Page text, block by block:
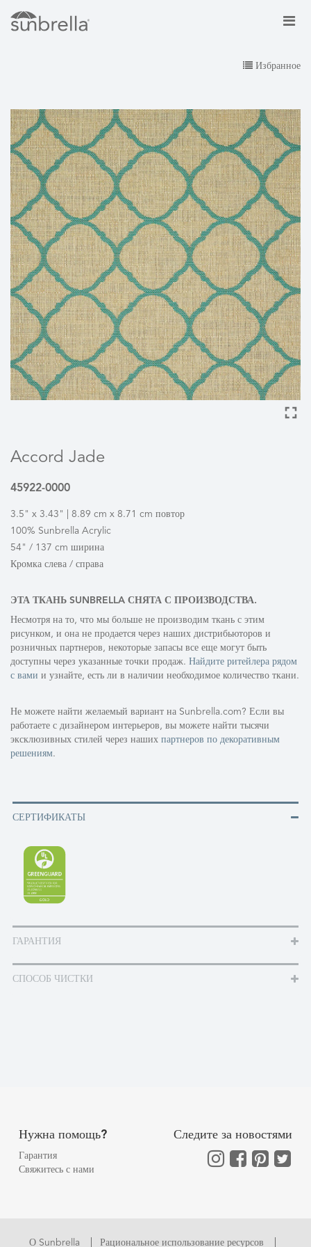
Избранное
Accord Jade
45922-0000
3.5" x 3.43" | 8.89 cm x 8.71 cm повтор
100% Sunbrella Acrylic
54" / 137 cm ширина
Кромка слева / справа
ЭТА ТКАНЬ SUNBRELLA СНЯТА С ПРОИЗВОДСТВА.
Несмотря на то, что мы больше не производим ткань с этим
рисунком, и она не продается через наших дистрибьюторов и
розничных партнеров, некоторые запасы все еще могут быть
доступны через указанные точки продаж. Найдите ритейлера рядом
с вами и узнайте, есть ли в наличии необходимое количество ткани.
Не можете найти желаемый вариант на Sunbrella.com? Если вы
работаете с дизайнером интерьеров, вы можете найти тысячи
эксклюзивных стилей через наших партнеров по декоративным
решениям.
СЕРТИФИКАТЫ
ГАРАНТИЯ
СПОСОБ ЧИСТКИ
Нужна помощь?
Гарантия
Свяжитесь с нами
Следите за новостями
О Sunbrella Рациональное использование ресурсов